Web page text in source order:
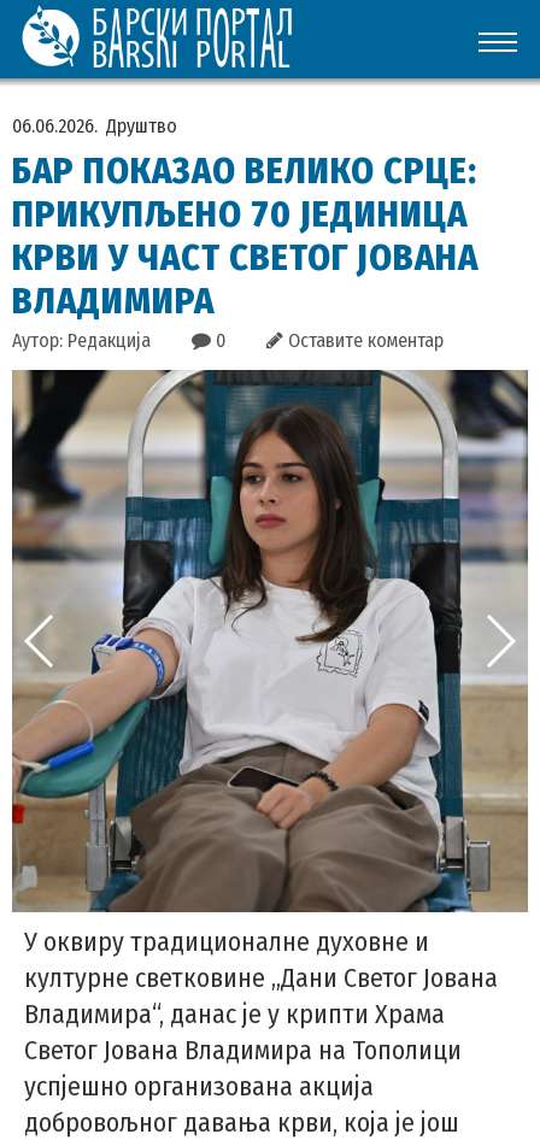
06.06.2026. Друштво
БАР ПОКАЗАО ВЕЛИКО СРЦЕ:
ПРИКУПЉЕНО 70 ЈЕДИНИЦА
КРВИ У ЧАСТ СВЕТОГ ЈОВАНА
ВЛАДИМИРА
Аутор: Редакција 0 Оставите коментар
У оквиру традиционалне духовне и
културне светковине „Дани Светог Јована
Владимира“, данас је у крипти Храма
Светог Јована Владимира на Тополици
успјешно организована акција
добровољног давања крви, која је још